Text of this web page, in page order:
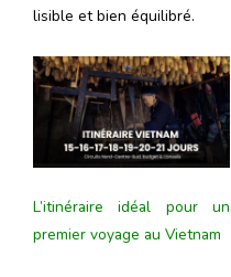
lisible et bien équilibré.
L’itinéraire idéal pour un
premier voyage au Vietnam